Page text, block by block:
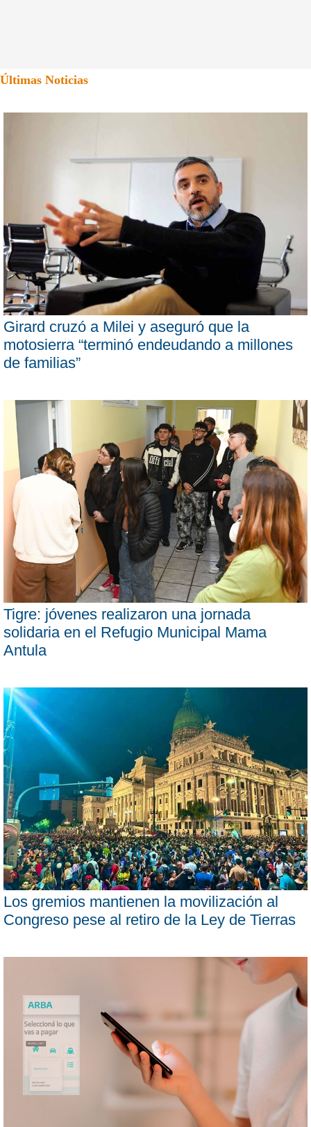
Últimas Noticias
Girard cruzó a Milei y aseguró que la
motosierra “terminó endeudando a millones
de familias”
Tigre: jóvenes realizaron una jornada
solidaria en el Refugio Municipal Mama
Antula
Los gremios mantienen la movilización al
Congreso pese al retiro de la Ley de Tierras